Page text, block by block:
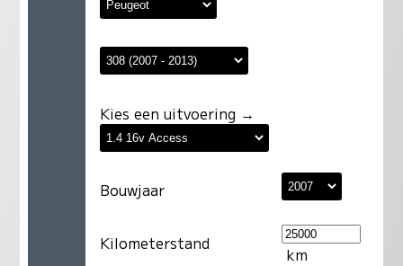
Kies een uitvoering →
Bouwjaar
Kilometerstand
km